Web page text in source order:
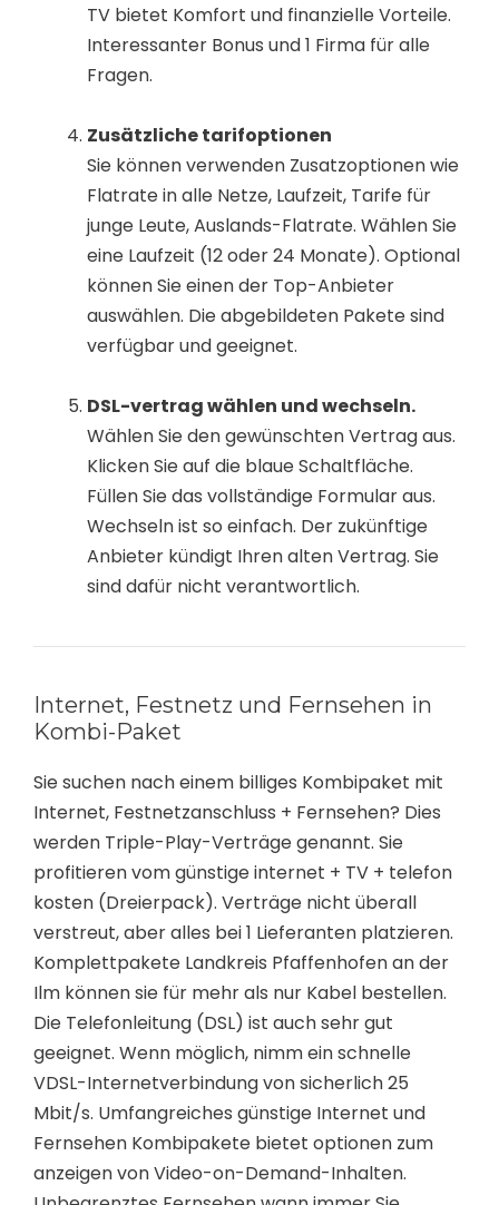
TV bietet Komfort und finanzielle Vorteile.
Interessanter Bonus und 1 Firma für alle
Fragen.
Zusätzliche tarifoptionen
Sie können verwenden Zusatzoptionen wie
Flatrate in alle Netze, Laufzeit, Tarife für
junge Leute, Auslands-Flatrate. Wählen Sie
eine Laufzeit (12 oder 24 Monate). Optional
können Sie einen der Top-Anbieter
auswählen. Die abgebildeten Pakete sind
verfügbar und geeignet.
DSL-vertrag wählen und wechseln.
Wählen Sie den gewünschten Vertrag aus.
Klicken Sie auf die blaue Schaltfläche.
Füllen Sie das vollständige Formular aus.
Wechseln ist so einfach. Der zukünftige
Anbieter kündigt Ihren alten Vertrag. Sie
sind dafür nicht verantwortlich.
Internet, Festnetz und Fernsehen in
Kombi-Paket
Sie suchen nach einem billiges Kombipaket mit
Internet, Festnetzanschluss + Fernsehen? Dies
werden Triple-Play-Verträge genannt. Sie
profitieren vom günstige internet + TV + telefon
kosten (Dreierpack). Verträge nicht überall
verstreut, aber alles bei 1 Lieferanten platzieren.
Komplettpakete Landkreis Pfaffenhofen an der
Ilm können sie für mehr als nur Kabel bestellen.
Die Telefonleitung (DSL) ist auch sehr gut
geeignet. Wenn möglich, nimm ein schnelle
VDSL-Internetverbindung von sicherlich 25
Mbit/s. Umfangreiches günstige Internet und
Fernsehen Kombipakete bietet optionen zum
anzeigen von Video-on-Demand-Inhalten.